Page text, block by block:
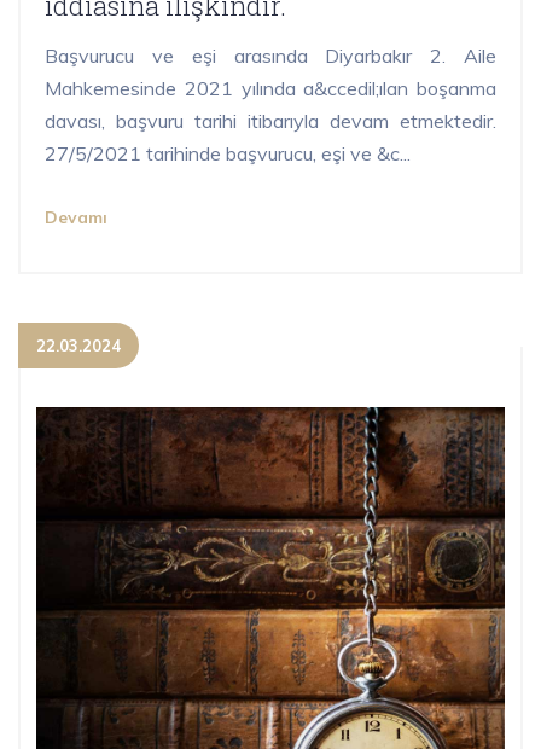
Başvurucu ve eşi arasında Diyarbakır 2. Aile
Mahkemesinde 2021 yılında a&ccedil;ılan boşanma
davası, başvuru tarihi itibarıyla devam etmektedir.
27/5/2021 tarihinde başvurucu, eşi ve &c...
Devamı
22.03.2024